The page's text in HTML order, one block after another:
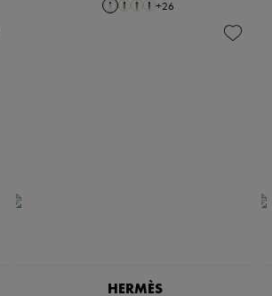
+26
HERMÈS